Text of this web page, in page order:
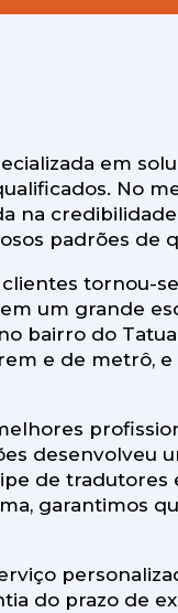
em
No
na
padrões de
tornou-
um grande
bairro do
e de metrô, e
desenvolveu
de tradutores
garantimos
do prazo de